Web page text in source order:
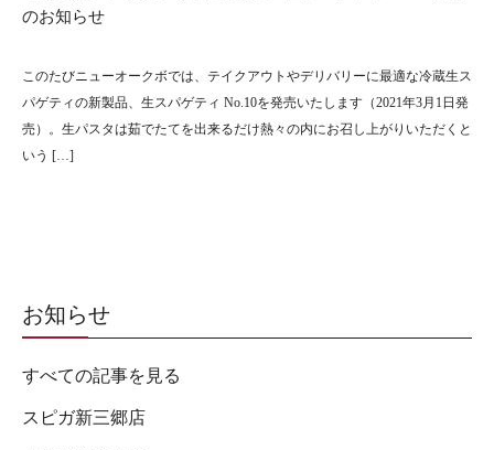
のお知らせ
このたびニューオークボでは、テイクアウトやデリバリーに最適な冷蔵生ス
パゲティの新製品、生スパゲティ No.10を発売いたします（2021年3月1日発
売）。生パスタは茹でたてを出来るだけ熱々の内にお召し上がりいただくと
いう […]
お知らせ
すべての記事を見る
スピガ新三郷店